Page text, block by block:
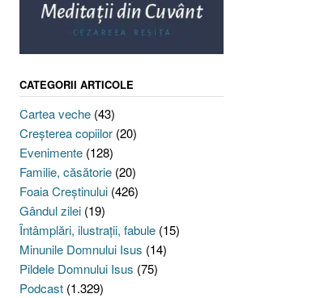
CATEGORII ARTICOLE
Cartea veche(43)
Creşterea copiilor(20)
Evenimente(128)
Familie, căsătorie(20)
Foaia Creştinului(426)
Gândul zilei(19)
Întâmplări, ilustraţii, fabule(15)
Minunile Domnului Isus (14)
Pildele Domnului Isus (75)
Podcast(1.329)